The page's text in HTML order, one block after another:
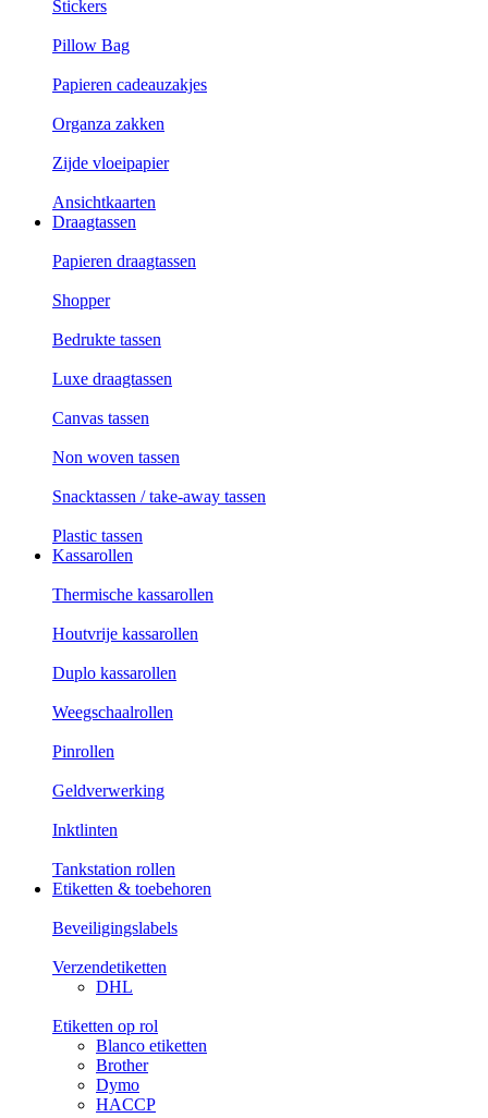
Stickers
Pillow Bag
Papieren cadeauzakjes
Organza zakken
Zijde vloeipapier
Ansichtkaarten
Draagtassen
Papieren draagtassen
Shopper
Bedrukte tassen
Luxe draagtassen
Canvas tassen
Non woven tassen
Snacktassen / take-away tassen
Plastic tassen
Kassarollen
Thermische kassarollen
Houtvrije kassarollen
Duplo kassarollen
Weegschaalrollen
Pinrollen
Geldverwerking
Inktlinten
Tankstation rollen
Etiketten & toebehoren
Beveiligingslabels
Verzendetiketten
DHL
Etiketten op rol
Blanco etiketten
Brother
Dymo
HACCP